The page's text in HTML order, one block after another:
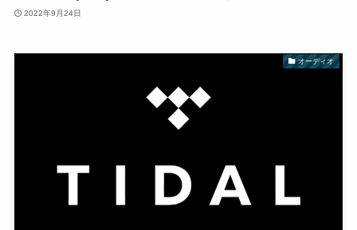
2022年9月24日
オーディオ